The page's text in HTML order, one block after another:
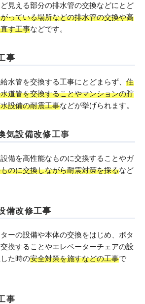
見える部分の排水管の交換などにとど
っている場所などの排水管の交換や高
す工事などです。
事
水管を交換する工事にとどまらず、 住
道管を交換することやマンションの貯
設備の耐震工事などが挙げられます。
気設備改修工事
備を高性能なものに交換することやガ
のに交換しながら耐震対策を採るなど
備改修工事
ーの設備や本体の交換をはじめ、ボタ
換することやエレベーターチェアの設
た時の安全対策を施すなどの工事で
事